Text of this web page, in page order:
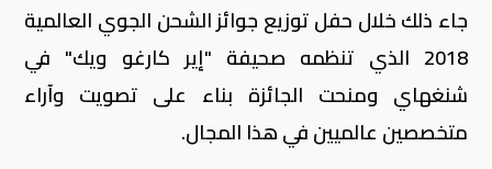
جاء ذلك خلال حفل توزيع جوائز الشحن الجوي العالمية
2018 الذي تنظمه صحيفة "إير كارغو ويك" في
شنغهاي ومنحت الجائزة بناء على تصويت وآراء
متخصصين عالميين في هذا المجال.